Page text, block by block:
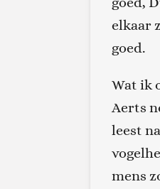
elkaar
goed.
Wat ik
Aerts
leest
mens